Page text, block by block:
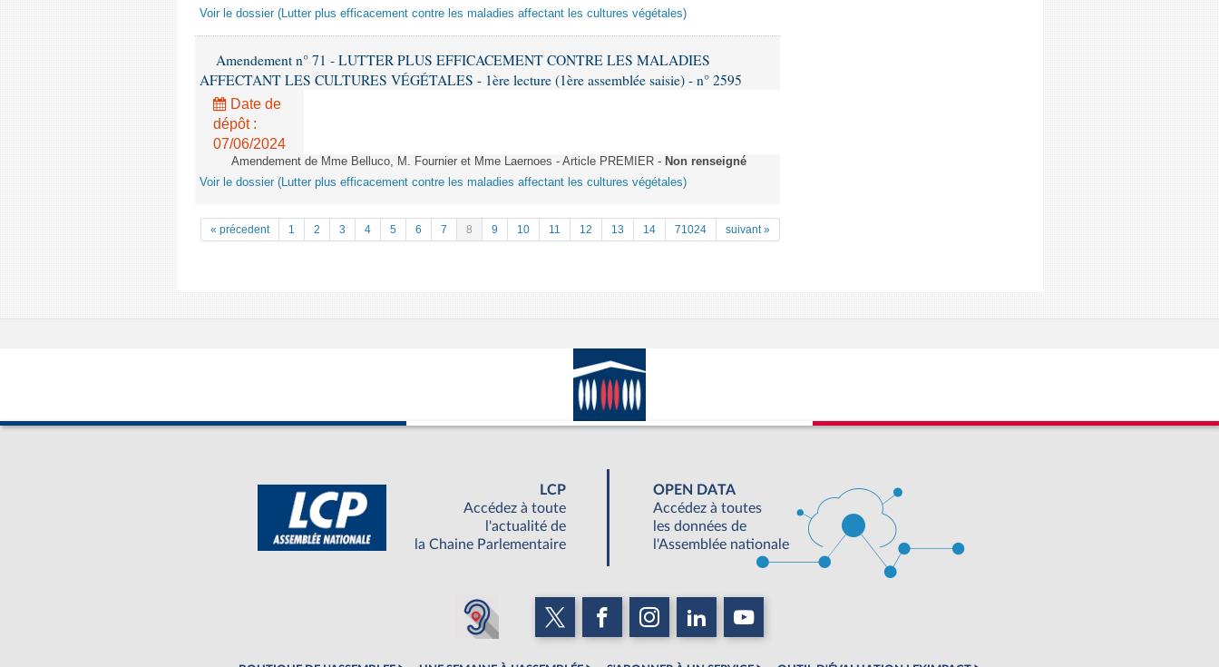
Voir le dossier (Lutter plus efficacement contre les maladies affectant les cultures végétales)
Amendement n° 71 - LUTTER PLUS EFFICACEMENT CONTRE LES MALADIES
AFFECTANT LES CULTURES VÉGÉTALES - 1ère lecture (1ère assemblée saisie) - n° 2595
Date de
dépôt :
07/06/2024
Amendement de Mme Belluco, M. Fournier et Mme Laernoes - Article PREMIER - Non renseigné
Voir le dossier (Lutter plus efficacement contre les maladies affectant les cultures végétales)
« précedent 1 2 3 4 5 6 7 8 9 10 11 12 13 14 71024 suivant »
LCP
Accédez à toute
l'actualité de
la Chaine Parlementaire
OPEN DATA
Accédez à toutes
les données de
l'Assemblée nationale